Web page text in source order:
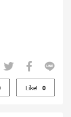
Like! 0